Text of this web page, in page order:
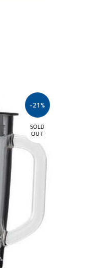
-21%
SOLD
OUT